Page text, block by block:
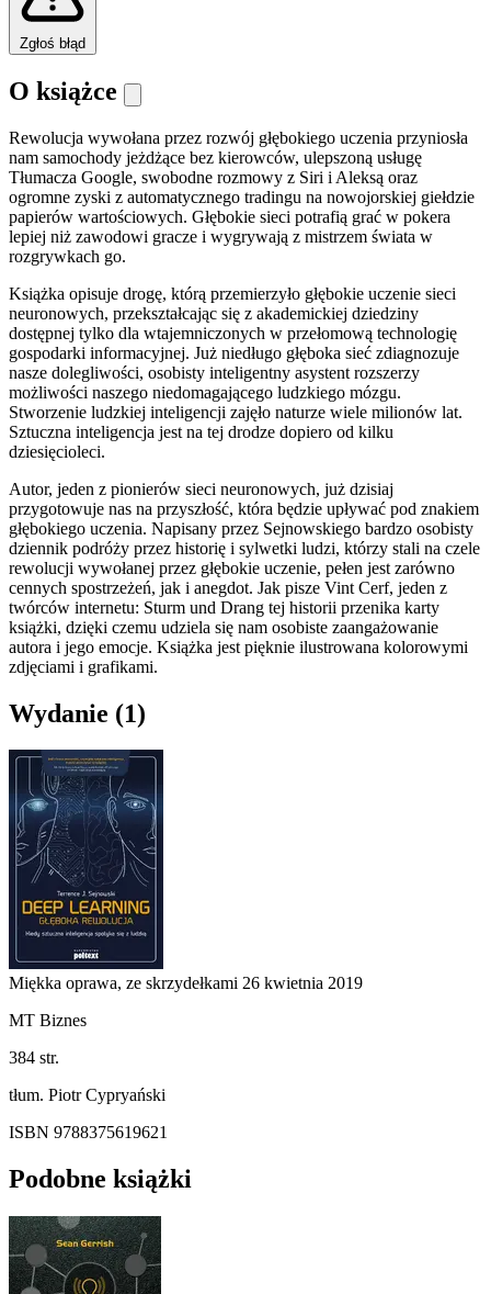
Zgłoś błąd
O książce
Rewolucja wywołana przez rozwój głębokiego uczenia przyniosła
nam samochody jeżdżące bez kierowców, ulepszoną usługę
Tłumacza Google, swobodne rozmowy z Siri i Aleksą oraz
ogromne zyski z automatycznego tradingu na nowojorskiej giełdzie
papierów wartościowych. Głębokie sieci potrafią grać w pokera
lepiej niż zawodowi gracze i wygrywają z mistrzem świata w
rozgrywkach go.
Książka opisuje drogę, którą przemierzyło głębokie uczenie sieci
neuronowych, przekształcając się z akademickiej dziedziny
dostępnej tylko dla wtajemniczonych w przełomową technologię
gospodarki informacyjnej. Już niedługo głęboka sieć zdiagnozuje
nasze dolegliwości, osobisty inteligentny asystent rozszerzy
możliwości naszego niedomagającego ludzkiego mózgu.
Stworzenie ludzkiej inteligencji zajęło naturze wiele milionów lat.
Sztuczna inteligencja jest na tej drodze dopiero od kilku
dziesięcioleci.
Autor, jeden z pionierów sieci neuronowych, już dzisiaj
przygotowuje nas na przyszłość, która będzie upływać pod znakiem
głębokiego uczenia. Napisany przez Sejnowskiego bardzo osobisty
dziennik podróży przez historię i sylwetki ludzi, którzy stali na czele
rewolucji wywołanej przez głębokie uczenie, pełen jest zarówno
cennych spostrzeżeń, jak i anegdot. Jak pisze Vint Cerf, jeden z
twórców internetu: Sturm und Drang tej historii przenika karty
książki, dzięki czemu udziela się nam osobiste zaangażowanie
autora i jego emocje. Książka jest pięknie ilustrowana kolorowymi
zdjęciami i grafikami.
Wydanie (1)
Miękka oprawa, ze skrzydełkami 26 kwietnia 2019
MT Biznes
384 str.
tłum. Piotr Cypryański
ISBN 9788375619621
Podobne książki